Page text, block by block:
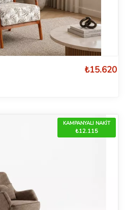
₺15.620
KAMPANYALI NAKİT
₺12.115